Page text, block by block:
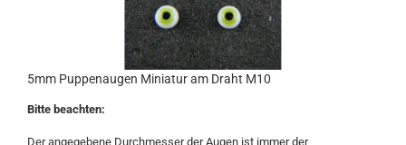
5mm Puppenaugen Miniatur am Draht M10
Bitte beachten:
Der angegebene Durchmesser der Augen ist immer der